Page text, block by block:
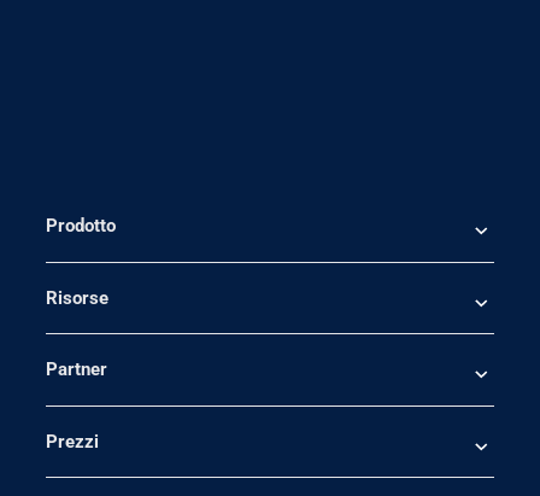
Prodotto
Risorse
Partner
Prezzi